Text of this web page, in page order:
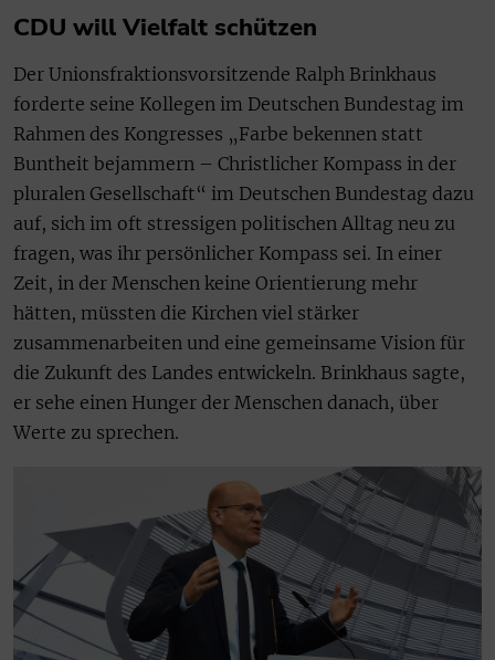
CDU will Vielfalt schützen
Der Unionsfraktionsvorsitzende Ralph Brinkhaus
forderte seine Kollegen im Deutschen Bundestag im
Rahmen des Kongresses „Farbe bekennen statt
Buntheit bejammern – Christlicher Kompass in der
pluralen Gesellschaft“ im Deutschen Bundestag dazu
auf, sich im oft stressigen politischen Alltag neu zu
fragen, was ihr persönlicher Kompass sei. In einer
Zeit, in der Menschen keine Orientierung mehr
hätten, müssten die Kirchen viel stärker
zusammenarbeiten und eine gemeinsame Vision für
die Zukunft des Landes entwickeln. Brinkhaus sagte,
er sehe einen Hunger der Menschen danach, über
Werte zu sprechen.